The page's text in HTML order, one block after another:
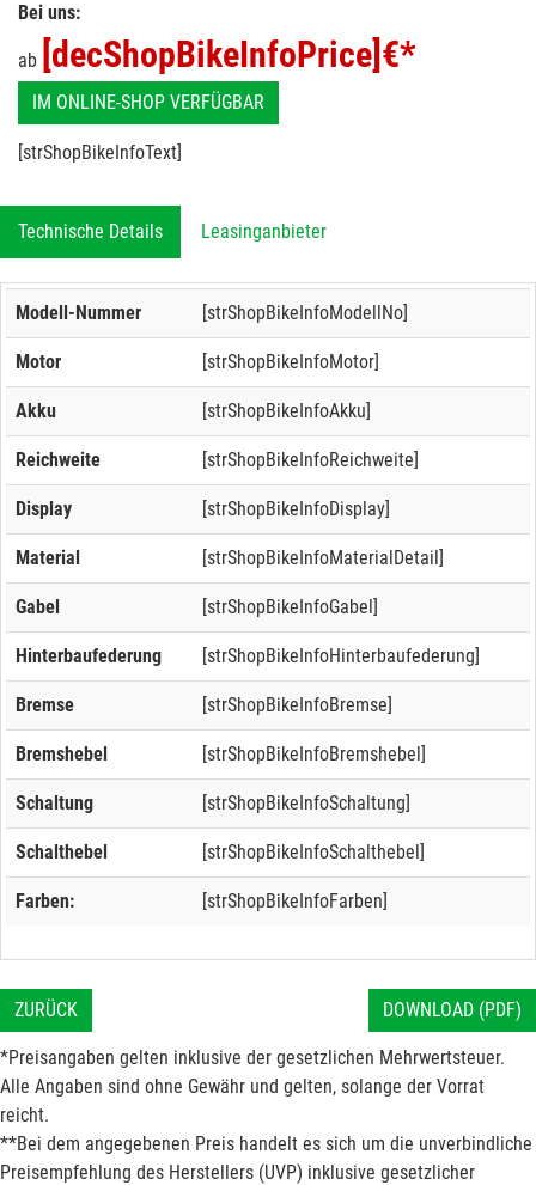
Bei uns:
ab [decShopBikeInfoPrice] €*
IM ONLINE-SHOP VERFÜGBAR
[strShopBikeInfoText]
Technische Details Leasinganbieter
Modell-Nummer [strShopBikeInfoModellNo]
Motor [strShopBikeInfoMotor]
Akku [strShopBikeInfoAkku]
Reichweite [strShopBikeInfoReichweite]
Display [strShopBikeInfoDisplay]
Material [strShopBikeInfoMaterialDetail]
Gabel [strShopBikeInfoGabel]
Hinterbaufederung [strShopBikeInfoHinterbaufederung]
Bremse [strShopBikeInfoBremse]
Bremshebel [strShopBikeInfoBremshebel]
Schaltung [strShopBikeInfoSchaltung]
Schalthebel [strShopBikeInfoSchalthebel]
Farben: [strShopBikeInfoFarben]
ZURÜCK DOWNLOAD (PDF)
*Preisangaben gelten inklusive der gesetzlichen Mehrwertsteuer.
Alle Angaben sind ohne Gewähr und gelten, solange der Vorrat
reicht.
**Bei dem angegebenen Preis handelt es sich um die unverbindliche
Preisempfehlung des Herstellers (UVP) inklusive gesetzlicher